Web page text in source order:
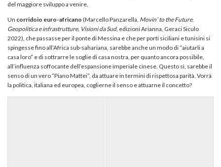
del maggiore sviluppo a venire.
Un corridoio euro-africano (Marcello Panzarella, Movin’ to the Future.
Geopolitica e infrastrutture, Visioni da Sud, edizioni Arianna, Geraci Siculo
2022), che passasse per il ponte di Messina e che per porti siciliani e tunisini si
spingesse fino all’Africa sub-sahariana, sarebbe anche un modo di “aiutarli a
casa loro” e di sottrarre le soglie di casa nostra, per quanto ancora possibile,
all’influenza soffocante dell’espansione imperiale cinese. Questo sì, sarebbe il
senso di un vero “Piano Mattei”, da attuare in termini di rispettosa parità. Vorrà
la politica, italiana ed europea, coglierne il senso e attuarne il concetto?